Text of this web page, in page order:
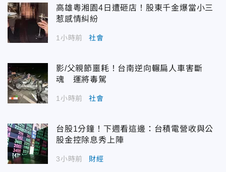
高雄粵湘園4日遭砸店！股東千金爆當小三
惹感情糾紛
1小時前 社會
影/父親節噩耗！台南逆向輾扁人車害斷
魂 運將毒駕
1小時前 社會
台股1分鐘！下週看這邊：台積電營收與公
股金控除息秀上陣
3小時前 財經